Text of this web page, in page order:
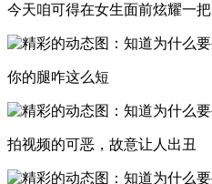
今天咱可得在女生面前炫耀一把
你的腿咋这么短
拍视频的可恶，故意让人出丑